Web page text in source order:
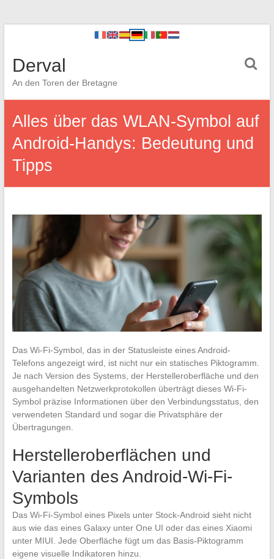
Derval
An den Toren der Bretagne
Alles über das WLAN-Symbol auf
Android-Handys: Bedeutung und
Tipps
Das Wi-Fi-Symbol, das in der Statusleiste eines Android-
Telefons angezeigt wird, ist nicht nur ein statisches Piktogramm.
Je nach Version des Systems, der Herstelleroberfläche und den
ausgehandelten Netzwerkprotokollen überträgt dieses Wi-Fi-
Symbol präzise Informationen über den Verbindungsstatus, den
verwendeten Standard und sogar die Privatsphäre der
Übertragungen.
Herstelleroberflächen und
Varianten des Android-Wi-Fi-
Symbols
Das Wi-Fi-Symbol eines Pixels unter Stock-Android sieht nicht
aus wie das eines Galaxy unter One UI oder das eines Xiaomi
unter MIUI. Jede Oberfläche fügt um das Basis-Piktogramm
eigene visuelle Indikatoren hinzu.